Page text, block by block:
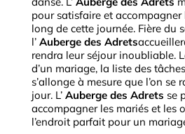
pour satisfaire et
long de cette journée. Fière du
l’ Auberge des Adrets
rendra leur séjour inoubliable.
d’un mariage, la liste des
s’allonge à mesure que l’on se
jour. L’ Auberge des Adrets se
accompagner les mariés et les
l’endroit parfait pour un